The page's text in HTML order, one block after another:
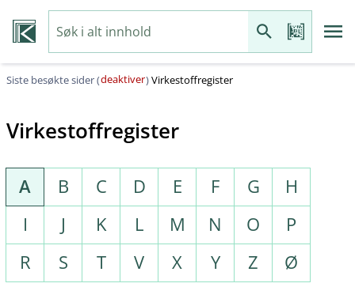
Siste besøkte sider (deaktiver)Virkestoffregister
Virkestoffregister
A B C D E F G
H
I
J K L M N O
P
R
S T V X Y Z Ø